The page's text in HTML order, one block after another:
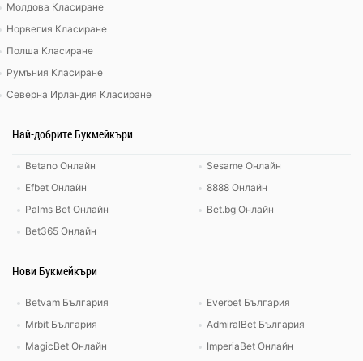
Молдова Класиране
Норвегия Класиране
Полша Класиране
Румъния Класиране
Северна Ирландия Класиране
Най-добрите Букмейкъри
Betano Онлайн
Efbet Онлайн
Palms Bet Онлайн
Bet365 Онлайн
Sesame Онлайн
8888 Онлайн
Bet.bg Онлайн
Нови Букмейкъри
Betvam България
Mrbit България
MagicBet Онлайн
Everbet България
AdmiralBet България
ImperiaBet Онлайн